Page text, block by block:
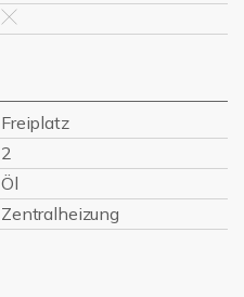
Freiplatz
2
Öl
Zentralheizung